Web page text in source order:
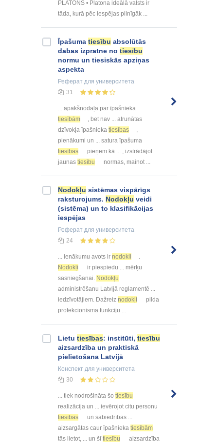
PLATONS • Platona ideālā valsts ir
tāda, kurā pēc iespējas pilnīgāk ...
Īpašuma tiesību absolūtās
dabas izpratne no tiesību
normu un tiesiskās apziņas
aspekta
Реферат для университета
31
... apakšnodaļa par īpašnieka
tiesībām
, bet nav ... atrunātas
dzīvokļa īpašnieka tiesības
,
pienākumi un ... satura īpašuma
tiesības
pieņem kā ... , izstrādājot
jaunas tiesību normas, mainot ...
Nodokļu sistēmas vispārīgs
raksturojums. Nodokļu veidi
(sistēma) un to klasifikācijas
iespējas
Реферат для университета
24
... ienākumu avots ir nodokli
Nodokļi
ir piespiedu ... mērķu
sasniegšanai. Nodokļu
administrēšanu Latvijā reglamentē ...
iedzīvotājiem. Dažreiz nodokļi
pilda
protekcionisma funkciju ...
Lietu tiesības: institūti, tiesību
aizsardzība un praktiskā
pielietošana Latvijā
Конспект для университета
30
... tiek nodrošināta šo tiesību
realizācija un ... ievērojot citu personu
tiesības
un sabiedrības ...
aizsargātas caur īpašnieka tiesībām
tās lietot, ... un šītiesību
aizsardzība